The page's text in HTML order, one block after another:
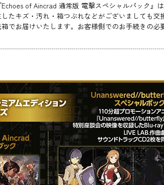
of Aincrad 通常版 電撃スペシャルパック』
キズ・汚れ・箱つぶれなどがございましても交
お届けいたします。お客様側でのお手続きの必